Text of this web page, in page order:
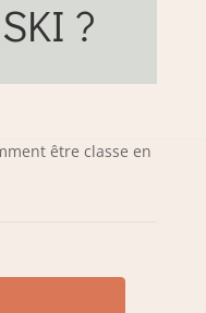
?
être classe en